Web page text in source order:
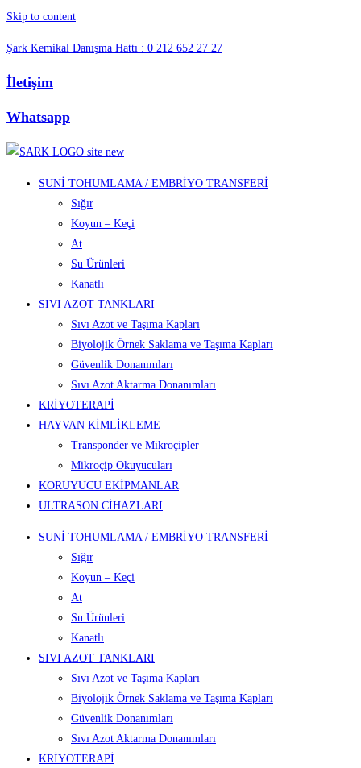
Skip to content
Şark Kemikal Danışma Hattı : 0 212 652 27 27
İletişim
Whatsapp
SUNİ TOHUMLAMA / EMBRİYO TRANSFERİ
Sığır
Koyun – Keçi
At
Su Ürünleri
Kanatlı
SIVI AZOT TANKLARI
Sıvı Azot ve Taşıma Kapları
Biyolojik Örnek Saklama ve Taşıma Kapları
Güvenlik Donanımları
Sıvı Azot Aktarma Donanımları
KRİYOTERAPİ
HAYVAN KİMLİKLEME
Transponder ve Mikroçipler
Mikroçip Okuyucuları
KORUYUCU EKİPMANLAR
ULTRASON CİHAZLARI
SUNİ TOHUMLAMA / EMBRİYO TRANSFERİ
Sığır
Koyun – Keçi
At
Su Ürünleri
Kanatlı
SIVI AZOT TANKLARI
Sıvı Azot ve Taşıma Kapları
Biyolojik Örnek Saklama ve Taşıma Kapları
Güvenlik Donanımları
Sıvı Azot Aktarma Donanımları
KRİYOTERAPİ